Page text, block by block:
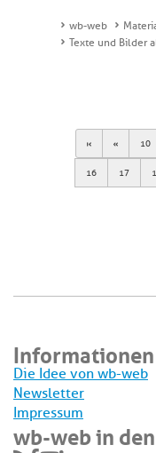
wb-web
Texte und Bilder
First Previous
10
16 17
Die Idee von wb-web
Newsletter
Impressum
wb-web in